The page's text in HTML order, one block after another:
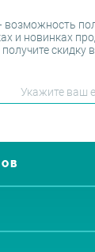
и новинках
скидку